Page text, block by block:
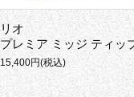
リオ
プレミア ミッジ ティッ
15,400円(税込)